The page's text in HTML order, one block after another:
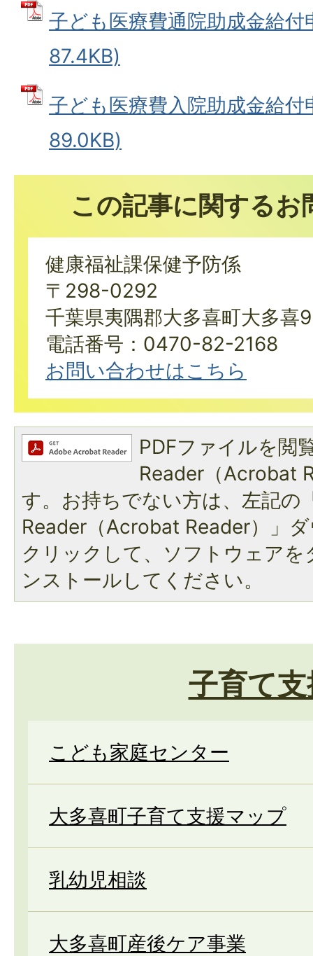
子ども医療費通院助成金給
87.4KB)
子ども医療費入院助成金給
89.0KB)
この記事に関するお
健康福祉課保健予防係
〒298-0292
千葉県夷隅郡大多喜町大多喜
電話番号：0470-82-2168
お問い合わせはこちら
PDFファイルを閲
Reader（Acrobat
す。お持ちでない方は、左記の
Reader（Acrobat Reader）」
クリックして、ソフトウェア
ンストールしてください。
子育て
こども家庭センター
大多喜町子育て支援マップ
乳幼児相談
大多喜町産後ケア事業